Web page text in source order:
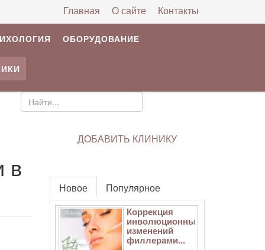
Контакты
О сайте
Главная
ОБОРУДОВАНИЕ
в
ДОБАВИТЬ КЛИНИКУ
Новое Популярное
Коррекция
инволюционных
изменений
филлерами...